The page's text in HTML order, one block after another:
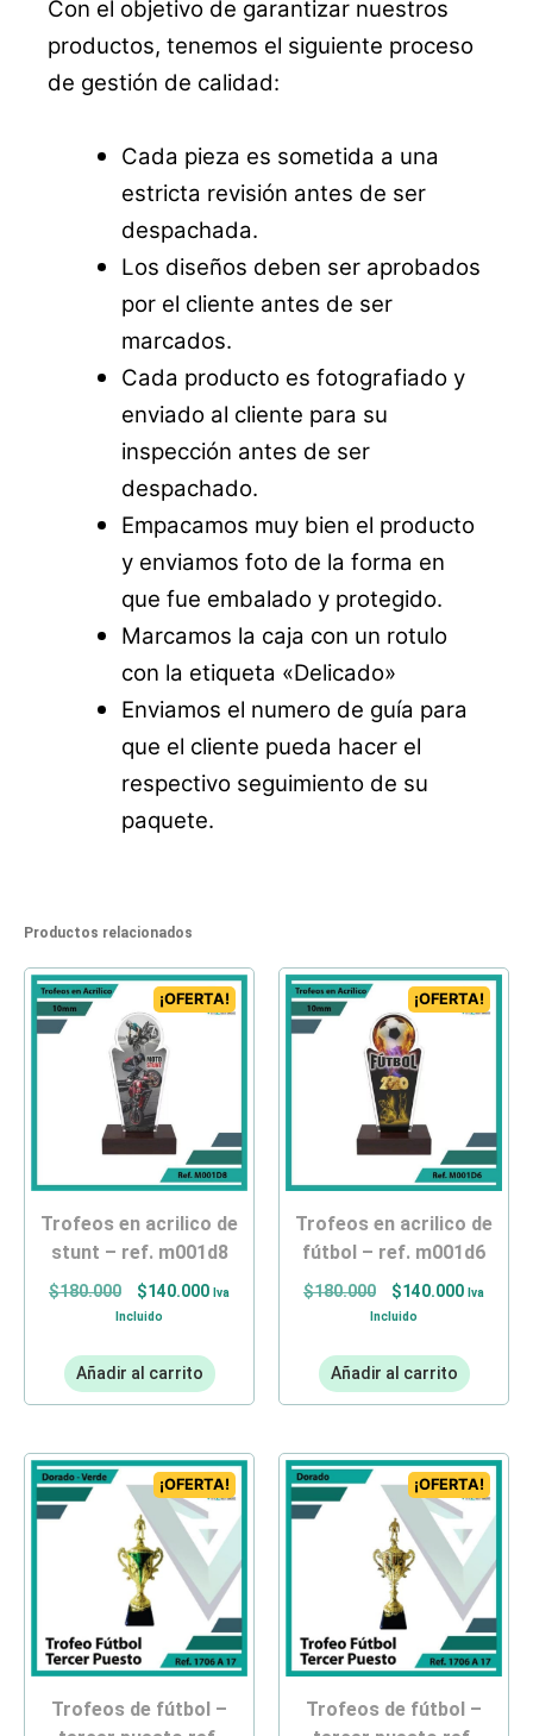
Con el objetivo de garantizar nuestros
productos, tenemos el siguiente proceso
de gestión de calidad:
Cada pieza es sometida a una
estricta revisión antes de ser
despachada.
Los diseños deben ser aprobados
por el cliente antes de ser
marcados.
Cada producto es fotografiado y
enviado al cliente para su
inspección antes de ser
despachado.
Empacamos muy bien el producto
y enviamos foto de la forma en
que fue embalado y protegido.
Marcamos la caja con un rotulo
con la etiqueta «Delicado»
Enviamos el numero de guía para
que el cliente pueda hacer el
respectivo seguimiento de su
paquete.
Productos relacionados
¡OFERTA!
trofeos en acrilico de
stunt – ref. m001d8
$180.000 $140.000 Iva
Incluido
Añadir al carrito
¡OFERTA!
trofeos en acrilico de
fútbol – ref. m001d6
$180.000 $140.000 Iva
Incluido
Añadir al carrito
¡OFERTA!
trofeos de fútbol –
¡OFERTA!
trofeos de fútbol –